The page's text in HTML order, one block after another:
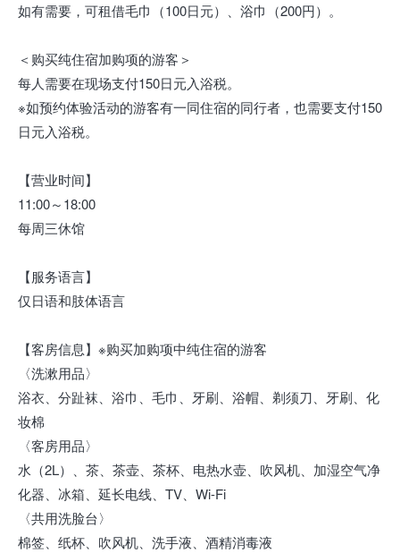
如有需要，可租借毛巾（100日元）、浴巾（200円）。
＜购买纯住宿加购项的游客＞
每人需要在现场支付150日元入浴税。
※如预约体验活动的游客有一同住宿的同行者，也需要支付150
日元入浴税。
【营业时间】
11:00～18:00
每周三休馆
【服务语言】
仅日语和肢体语言
【客房信息】※购买加购项中纯住宿的游客
〈洗漱用品〉
浴衣、分趾袜、浴巾、毛巾、牙刷、浴帽、剃须刀、牙刷、化
妆棉
〈客房用品〉
水（2L）、茶、茶壶、茶杯、电热水壶、吹风机、加湿空气净
化器、冰箱、延长电线、TV、Wi-Fi
〈共用洗脸台〉
棉签、纸杯、吹风机、洗手液、酒精消毒液